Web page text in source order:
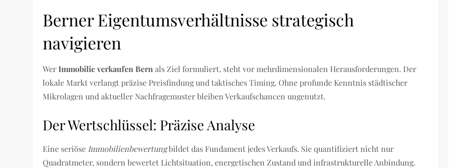
Berner Eigentumsverhältnisse strategisch
navigieren
WerImmobilie verkaufen Bern als Ziel formuliert, steht vor mehrdimensionalen Herausforderungen. Der
lokale Markt verlangt präzise Preisfindung und taktisches Timing. Ohne profunde Kenntnis städtischer
Mikrolagen und aktueller Nachfragemuster bleiben Verkaufschancen ungenutzt.
Der Wertschlüssel: Präzise Analyse
Eine seriöse Immobilienbewertungbildet das Fundament jedes Verkaufs. Sie quantifiziert nicht nur
Quadratmeter, sondern bewertet Lichtsituation, energetischen Zustand und infrastrukturelle Anbindung.